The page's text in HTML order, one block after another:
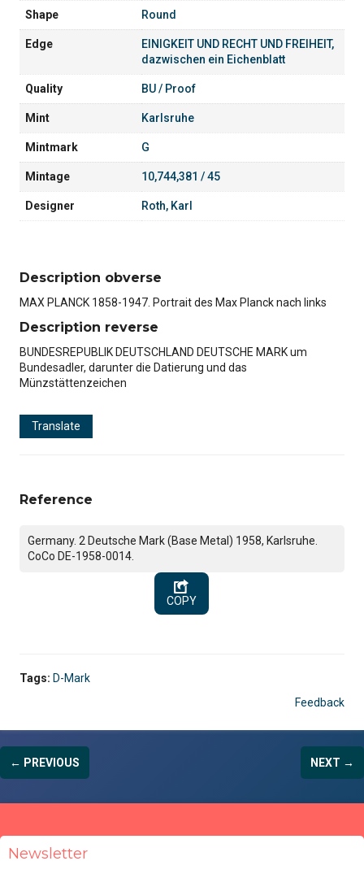
Shape Round
Edge
EINIGKEIT UND RECHT UND FREIHEIT,
dazwischen ein Eichenblatt
Quality BU / Proof
Mint Karlsruhe
Mintmark G
Mintage 10,744,381 / 45
Designer Roth, Karl
Description obverse
MAX PLANCK 1858-1947. Portrait des Max Planck nach links
Description reverse
BUNDESREPUBLIK DEUTSCHLAND DEUTSCHE MARK um
Bundesadler, darunter die Datierung und das
Münzstättenzeichen
Translate
Reference
Germany. 2 Deutsche Mark (Base Metal) 1958, Karlsruhe.
CoCo DE-1958-0014.
COPY
Tags: D-Mark
Feedback
← PREVIOUS NEXT →
Newsletter